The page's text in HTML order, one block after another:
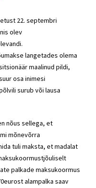
22. septembri
olev
langetades olema
maalinud pildi,
osa inimesi
surub või lausa
nõus sellega, et
mõnevõrra
tuli maksta, et madalat
palkade maksukoormus
alampalka saav